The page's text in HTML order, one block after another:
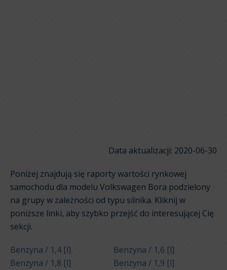
Data aktualizacji: 2020-06-30
Poniżej znajdują się raporty wartości rynkowej
samochodu dla modelu Volkswagen Bora podzielony
na grupy w zależności od typu silnika. Kliknij w
poniższe linki, aby szybko przejść do interesującej Cię
sekcji.
Benzyna / 1,4 [l]
Benzyna / 1,6 [l]
Benzyna / 1,8 [l]
Benzyna / 1,9 [l]